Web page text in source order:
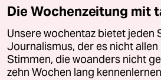
Die Wochenzeitung mit
Unsere wochentaz bietet jeden
Journalismus, der es nicht
Stimmen, die woanders nicht
zehn Wochen lang